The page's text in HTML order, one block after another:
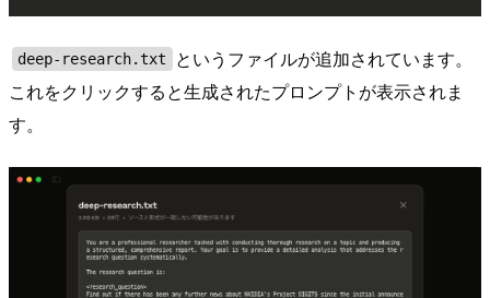
deep-research.txt
というファイルが追加されています。
これをクリックすると生成されたプロンプトが表示されま
す。